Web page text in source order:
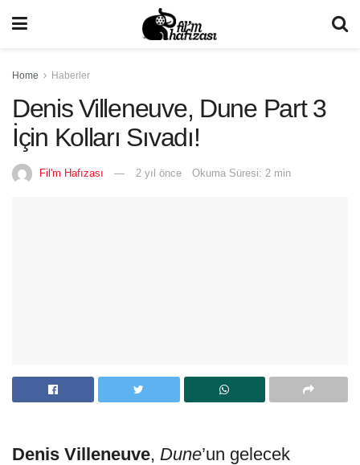
Home Haberler
Denis Villeneuve, Dune Part 3
İçin Kolları Sıvadı!
Fil'm Hafızası 2 yıl önce Okuma Süresi: 2 min
Denis Villeneuve, Dune’un gelecek